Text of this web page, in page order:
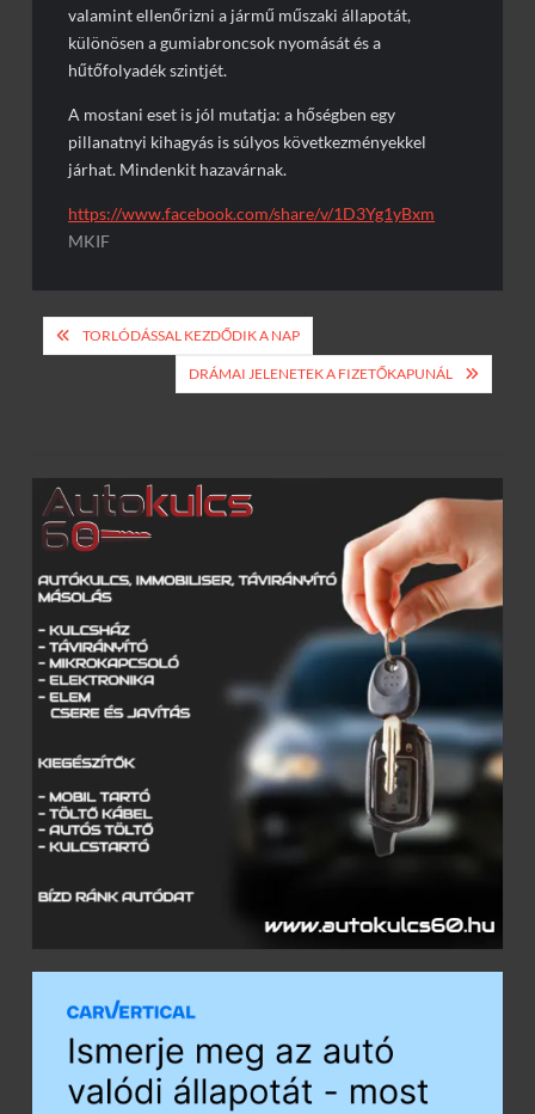
valamint ellenőrizni a jármű műszaki állapotát,
különösen a gumiabroncsok nyomását és a
hűtőfolyadék szintjét.
A mostani eset is jól mutatja: a hőségben egy
pillanatnyi kihagyás is súlyos következményekkel
járhat. Mindenkit hazavárnak.
https://www.facebook.com/share/v/1D3Yg1yBxm
MKIF
Bejegyzés
navigáció
TORLÓDÁSSAL KEZDŐDIK A NAP
DRÁMAI JELENETEK A FIZETŐKAPUNÁL